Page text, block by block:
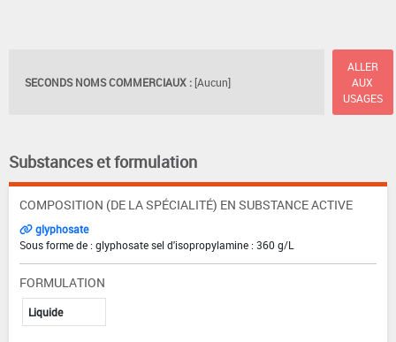
SECONDS NOMS COMMERCIAUX : [Aucun]
ALLER
AUX
USAGES
Substances et formulation
COMPOSITION (DE LA SPÉCIALITÉ) EN SUBSTANCE ACTIVE
glyphosate
Sous forme de : glyphosate sel d'isopropylamine : 360 g/L
FORMULATION
Liquide